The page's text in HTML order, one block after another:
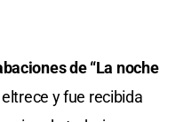
de “La noche
y fue recibida